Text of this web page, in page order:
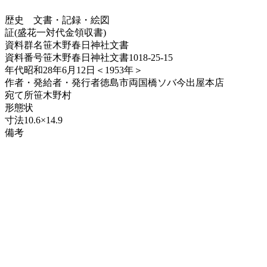
歴史
文書・記録・絵図
証(盛花一対代金領収書)
資料群名笹木野春日神社文書
資料番号笹木野春日神社文書1018-25-15
年代昭和28年6月12日＜1953年＞
作者・発給者・発行者徳島市両国橋ソバ今出屋本店
宛て所笹木野村
形態状
寸法10.6×14.9
備考